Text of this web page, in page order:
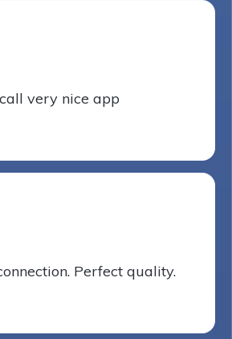
very nice app
Perfect quality.